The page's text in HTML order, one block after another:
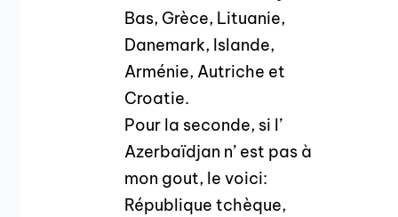
Bas, Grèce, Lituanie,
Danemark, Islande,
Arménie, Autriche et
Croatie.
Pour la seconde, si l’
Azerbaïdjan n’ est pas à
mon gout, le voici:
République tchèque,